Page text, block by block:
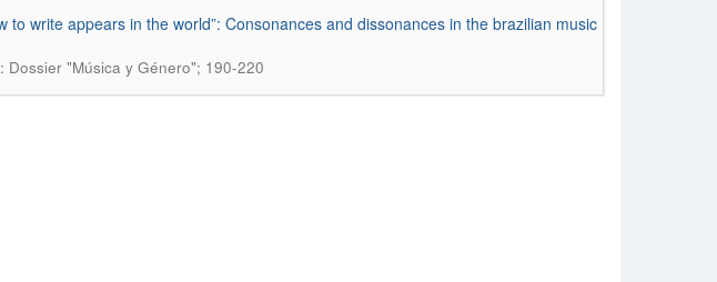
to write appears in the world”: Consonances and dissonances in the brazilian music
Dossier "Música y Género"; 190-220